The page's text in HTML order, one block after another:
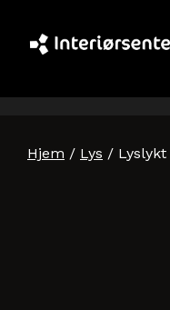
innhold
Hjem / Lys / Lyslykt